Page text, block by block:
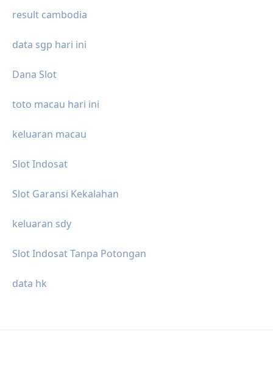
result cambodia
data sgp hari ini
Dana Slot
toto macau hari ini
keluaran macau
Slot Indosat
Slot Garansi Kekalahan
keluaran sdy
Slot Indosat Tanpa Potongan
data hk